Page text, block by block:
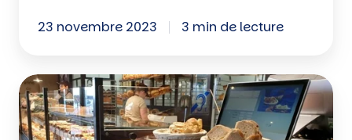
23 novembre 2023 3 min de lecture
Le
paiement
sans